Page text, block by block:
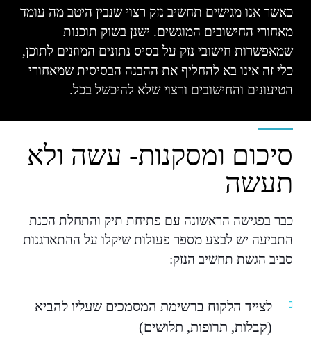
כאשר אנו מגישים תחשיב נזק רצוי שנבין היטב מה עומד
מאחורי החישובים המוגשים. ישנן בשוק תוכנות
שמאפשרות חישובי נזק על בסיס נתונים המוזנים לתוכן,
כלי זה אינו בא להחליף את ההבנה הבסיסית שמאחורי
הטיעונים והחישובים ורצוי שלא להיכשל בכל.
סיכום ומסקנות- עשה ולא
תעשה
כבר בפגישה הראשונה עם פתיחת תיק והתחלת הכנת
התביעה יש לבצע מספר פעולות שיקלו על ההתארגנות
סביב הגשת תחשיב הנזק:
לצייד הלקוח ברשימת המסמכים שעליו להביא
(קבלות, תרופות, תלושים)